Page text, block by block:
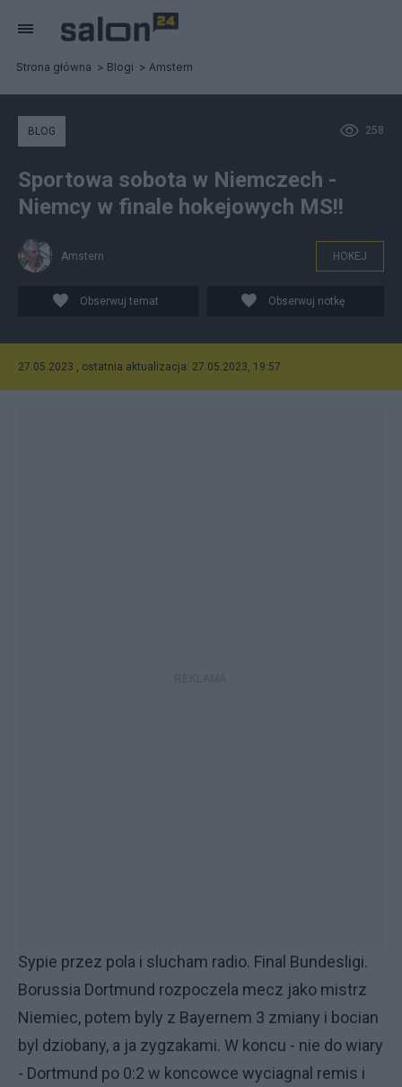
Strona główna Blogi Amstern
258
BLOG
Sportowa sobota w Niemczech -
Niemcy w finale hokejowych MS!!
Amstern HOKEJ
Obserwuj temat Obserwuj notkę
27.05.2023 , ostatnia aktualizacja: 27.05.2023, 19:57
Sypie przez pola i slucham radio. Final Bundesligi.
Borussia Dortmund rozpoczela mecz jako mistrz
Niemiec, potem byly z Bayernem 3 zmiany i bocian
byl dziobany, a ja zygzakami. W koncu - nie do wiary
- Dortmund po 0:2 w koncowce wyciagnal remis i